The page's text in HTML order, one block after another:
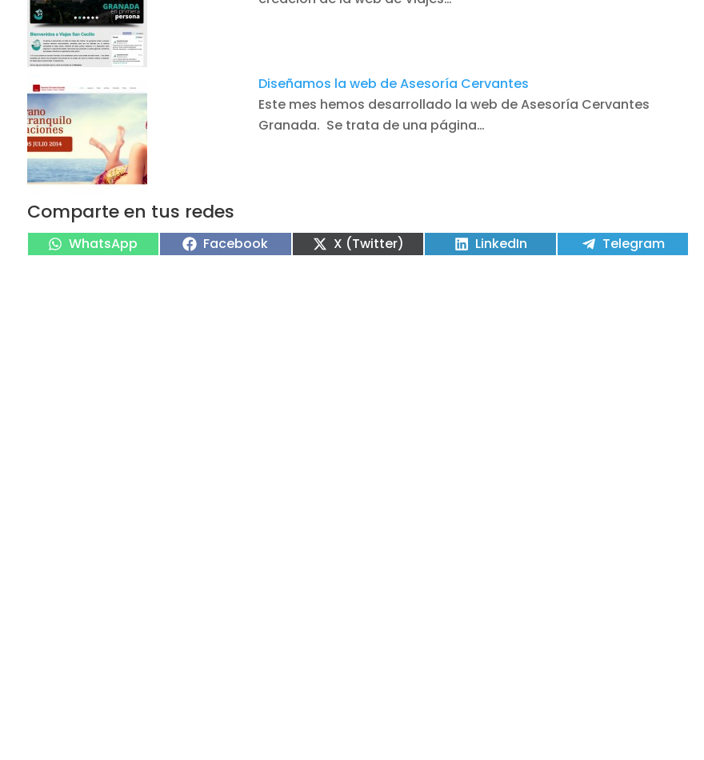
Diseñamos la web de Asesoría Cervantes
Este mes hemos desarrollado la web de Asesoría Cervantes
Granada. Se trata de una página…
Comparte en tus redes
Compartir
en
WhatsApp Compartir
en
Facebook Compartir
en
X (Twitter) Compartir
en
LinkedIn Compartir
en
Telegram